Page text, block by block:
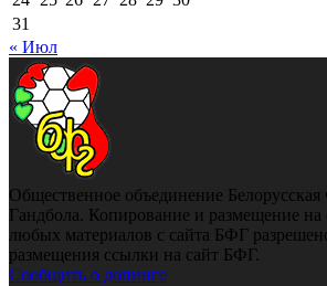
31
« Июл
Общественное объединение Белорусская
Гандбола. Копирование и размещение на
любых материалов с сайта БФГ
размещения ссылки на сайт БФГ.
Сообщить о допинге